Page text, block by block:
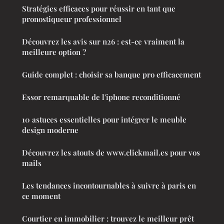
Stratégies efficaces pour réussir en tant que
pronostiqueur professionnel
Découvrez les avis sur n26 : est-ce vraiment la
meilleure option ?
Guide complet : choisir sa banque pro efficacement
Essor remarquable de l'iphone reconditionné
10 astuces essentielles pour intégrer le meuble
design moderne
Découvrez les atouts de www.clickmail.es pour vos
mails
Les tendances incontournables à suivre à paris en
ce moment
Courtier en immobilier : trouvez le meilleur prêt